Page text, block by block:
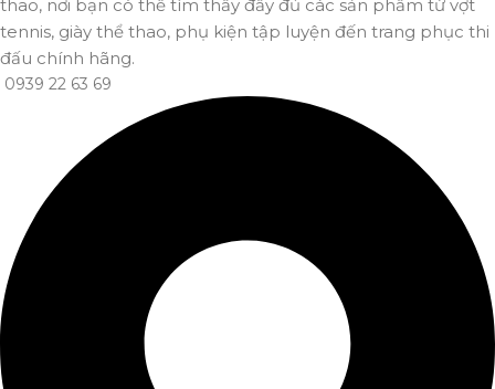
thao, nơi bạn có thể tìm thấy đầy đủ các sản phẩm từ vợt
tennis, giày thể thao, phụ kiện tập luyện đến trang phục thi
đấu chính hãng.
0939 22 63 69